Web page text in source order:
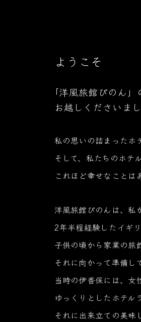
ようこそ
「洋風旅館ぴのん
お越しくださいまし
私の思いの詰まったホ
そして、私たちのホテ
これほど幸せなことは
洋風旅館ぴのんは、私
2年半程経験したイギ
子供の頃から家業の旅
それに向かって準備し
当時の伊香保には、女
ゆっくりとしたホテル
それに出来立ての美味